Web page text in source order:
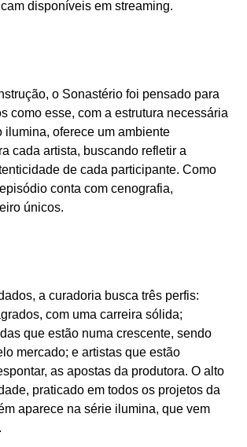
disponíveis em streaming.
o Sonastério foi pensado para
como esse, com a estrutura necessária
ilumina, oferece um ambiente
cada artista, buscando refletir a
de cada participante. Como
conta com cenografia,
únicos.
a curadoria busca três perfis:
com uma carreira sólida;
que estão numa crescente, sendo
mercado; e artistas que estão
as apostas da produtora. O alto
praticado em todos os projetos da
aparece na série ilumina, que vem